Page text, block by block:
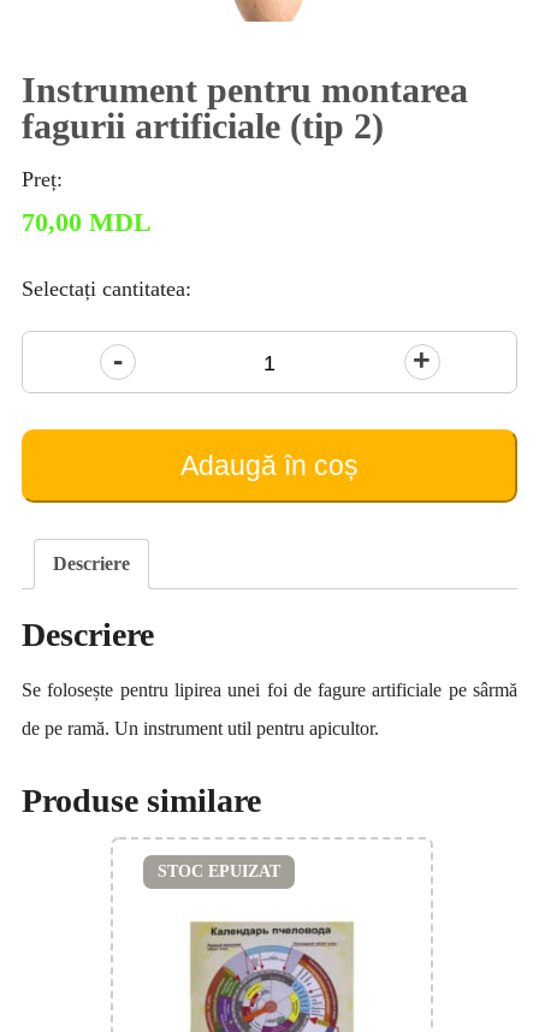
Instrument pentru montarea
fagurii artificiale (tip 2)
Preț:
70,00 MDL
Selectați cantitatea:
Cantitate
Instrument
pentru
artificiale
2)
Adaugă în coș
Descriere
Descriere
Se folosește pentru lipirea unei foi de fagure artificiale pe sârmă
de pe ramă. Un instrument util pentru apicultor.
Produse similare
STOC EPUIZAT